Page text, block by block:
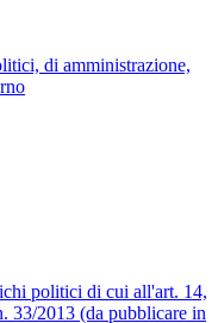
di amministrazione,
politici di cui all'art. 14,
33/2013 (da pubblicare in